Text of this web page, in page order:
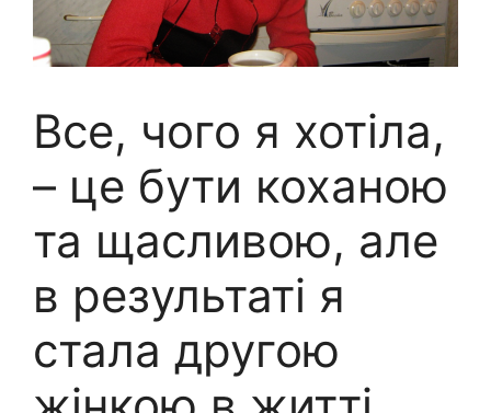
Все, чого я хотіла,
– це бути коханою
та щасливою, але
в результаті я
стала другою